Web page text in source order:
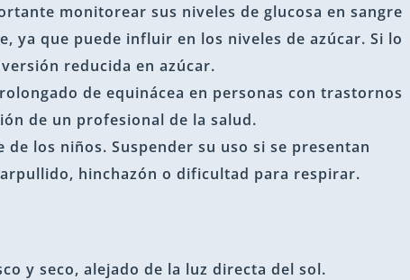
monitorear sus niveles de glucosa en sangre
ya que puede influir en los niveles de azúcar. Si lo
reducida en azúcar.
de equinácea en personas con trastornos
de un profesional de la salud.
de los niños. Suspender su uso si se presentan
hinchazón o dificultad para respirar.
y seco, alejado de la luz directa del sol.